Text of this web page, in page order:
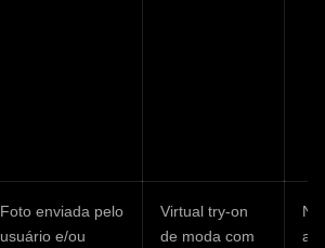
Foto enviada pelo
usuário e/ou
Virtual try-on
de moda com